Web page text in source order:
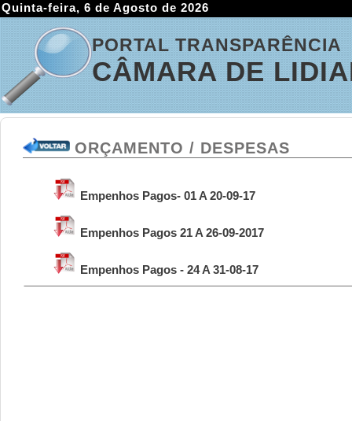
Quinta-feira, 6 de Agosto de 2026
PORTAL TRANSPARÊNCIA
CÂMARA DE
ORÇAMENTO / DESPESAS
Empenhos Pagos- 01 A 20-09-17
Empenhos Pagos 21 A 26-09-2017
Empenhos Pagos - 24 A 31-08-17